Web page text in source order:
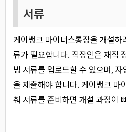
서류
케이뱅크 마이너스통장을 개설하
류가 필요합니다. 직장인은 재직
빙 서류를 업로드할 수 있으며,
을 제출해야 합니다. 케이뱅크 마
춰 서류를 준비하면 개설 과정이